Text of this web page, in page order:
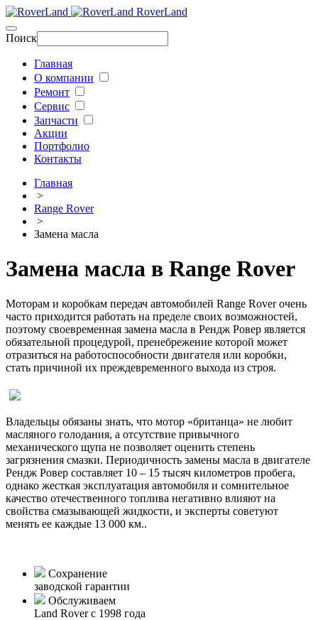
RoverLand
Поиск
Главная
О компании
Ремонт
Сервис
Запчасти
Акции
Портфолио
Контакты
Главная
>
Range Rover
>
Замена масла
Замена масла в Range Rover
Моторам и коробкам передач автомобилей Range Rover очень
часто приходится работать на пределе своих возможностей,
поэтому своевременная замена масла в Рендж Ровер является
обязательной процедурой, пренебрежение которой может
отразиться на работоспособности двигателя или коробки,
стать причиной их преждевременного выхода из строя.
Владельцы обязаны знать, что мотор «британца» не любит
масляного голодания, а отсутствие привычного
механического щупа не позволяет оценить степень
загрязнения смазки. Периодичность замены масла в двигателе
Рендж Ровер составляет 10 – 15 тысяч километров пробега,
однако жесткая эксплуатация автомобиля и сомнительное
качество отечественного топлива негативно влияют на
свойства смазывающей жидкости, и эксперты советуют
менять ее каждые 13 000 км..
Сохранение
заводской гарантии
Обслуживаем
Land Rover с 1998 года